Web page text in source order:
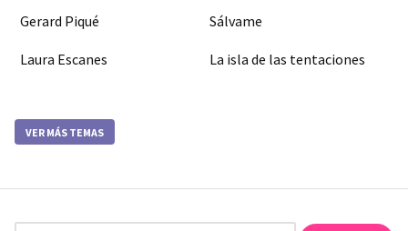
Gerard Piqué Sálvame
Laura Escanes La isla de las tentaciones
VER MÁS TEMAS